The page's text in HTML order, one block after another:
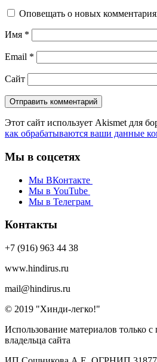
Оповещать о новых
Имя *
Email *
Сайт
Этот сайт использует Akismet для
как обрабатываются ваши данные
Мы в соцсетях
Мы ВКонтакте
Мы в YouTube
Мы в Телеграм
Контакты
+7 (916) 963 44 38
www.hindirus.ru
mail@hindirus.ru
© 2019 "Хинди-легко!"
Использование материалов только
владельца сайта